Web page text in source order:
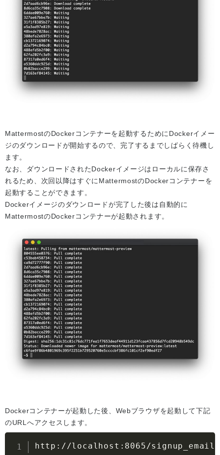
MattermostのDockerコンテナーを起動するためにDockerイメー
ジのダウンロードが開始するので、完了するまでしばらく待機し
ます。
なお、ダウンロードされたDockerイメージはローカルに保存さ
れるため、次回以降はすぐにMattermostのDockerコンテナーを
起動することができます。
Dockerイメージのダウンロードが完了した後は自動的に
MattermostのDockerコンテナーが起動されます。
Dockerコンテナーが起動した後、Webブラウザを起動して下記
のURLへアクセスします。
http://localhost:8065/signup_email